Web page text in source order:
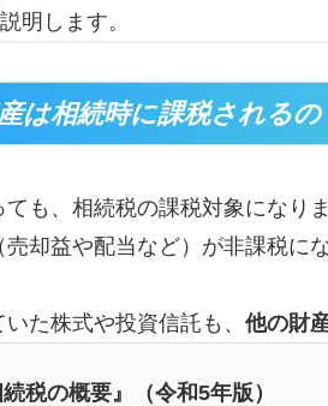
明します。
は相続時に課税されるの
も、相続税の課税対象になりま
却益や配当など）が非課税に
た株式や投資信託も、 他の財
税の概要』（令和5年版）